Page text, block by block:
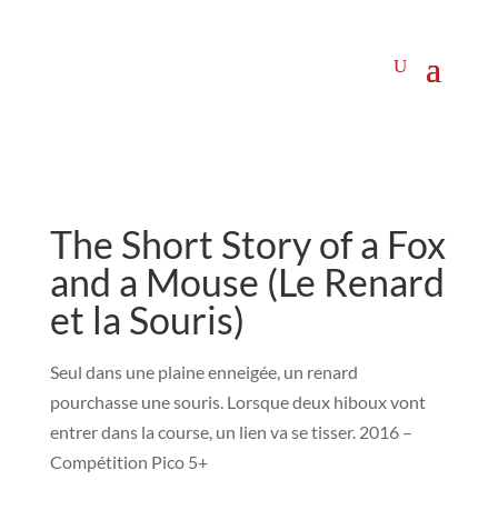
The Short Story of a Fox
and a Mouse (Le Renard
et la Souris)
Seul dans une plaine enneigée, un renard
pourchasse une souris. Lorsque deux hiboux vont
entrer dans la course, un lien va se tisser. 2016 –
Compétition Pico 5+